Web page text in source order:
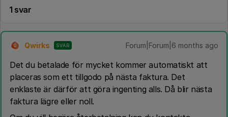
1 svar
Q Qwirks SVAR Forum|Forum|6 months ago
Det du betalade för mycket kommer automatiskt att
placeras som ett tillgodo på nästa faktura. Det
enklaste är därför att göra ingenting alls. Då blir nästa
faktura lägre eller noll.